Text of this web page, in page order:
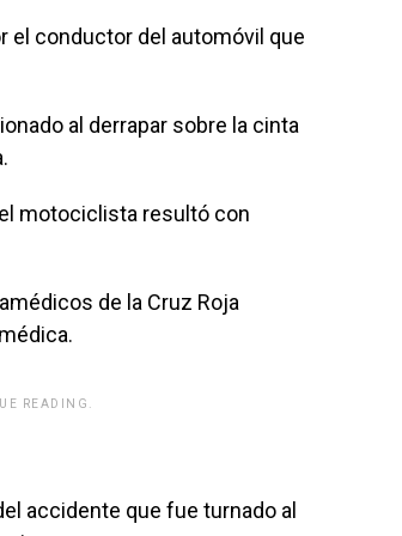
el conductor del automóvil que
al derrapar sobre la cinta
motociclista resultó con
de la Cruz Roja
READING.
accidente que fue turnado al